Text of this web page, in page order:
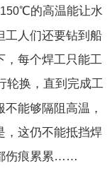
150℃的高温能让水
工人们还要钻到船
，每个焊工只能工
轮换，直到完成工
能够隔阻高温，
，这仍不能抵挡焊
伤痕累累……